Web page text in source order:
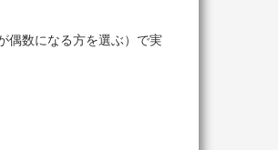
偶数になる方を選ぶ）で実